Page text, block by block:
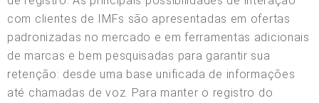
com clientes de IMFs são apresentadas em ofertas
padronizadas no mercado e em ferramentas adicionais
de marcas e bem pesquisadas para garantir sua
retenção: desde uma base unificada de informações
até chamadas de voz. Para manter o registro do